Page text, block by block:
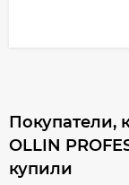
Покупатели,
OLLIN
купили